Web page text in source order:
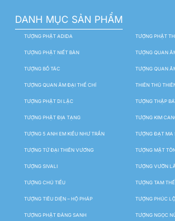
DANH MỤC SẢN PHẨM
TƯỢNG PHẬT ADIDA TƯỢNG PHẬT
TƯỢNG PHẬT NIẾT BÀN TƯỢNG QUAN
TƯỢNG BỒ TÁC TƯỢNG QUAN
TƯỢNG QUAN ÂM ĐẠI THẾ CHÍ THIÊN THỦ
TƯỢNG PHẬT DI LẶC TƯỢNG THẬP
TƯỢNG PHẬT ĐỊA TẠNG TƯỢNG KIM
TƯỢNG 5 ANH EM KIỀU NHƯ TRẦN TƯỢNG ĐẠT MA
TƯỢNG TỨ ĐẠI THIÊN VƯƠNG TƯỢNG MẬT
TƯỢNG SIVALI TƯỢNG VƯỜN
TƯỢNG CHÚ TIỂU TƯỢNG TAM
TƯỢNG TIÊU DIỆN – HỘ PHÁP TƯỢNG PHÚC
TƯỢNG PHẬT ĐẢNG SANH TƯỢNG NGỌC